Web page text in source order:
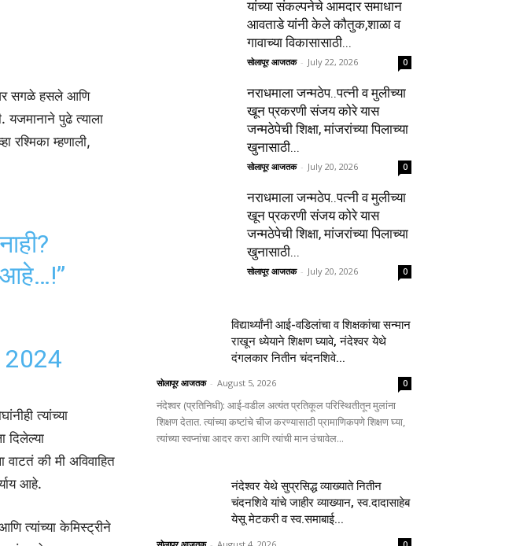
सगळे हसले आणि
यजमानाने पुढे त्याला
रश्मिका म्हणाली,
आहे…!”
2024
त्यांच्या
दिलेल्या
की मी अविवाहित
आहे.
त्यांच्या केमिस्ट्रीने
यांच्या संकल्पनेचे आमदार समाधान
आवताडे यांनी केले कौतुक,शाळा व
गावाच्या विकासासाठी...
सोलापूर आजतक - July 22, 2026 0
नराधमाला जन्मठेप..पत्नी व मुलीच्या
खून प्रकरणी संजय कोरे यास
जन्मठेपेची शिक्षा, मांजरांच्या पिलाच्या
खुनासाठी...
सोलापूर आजतक - July 20, 2026 0
नराधमाला जन्मठेप..पत्नी व मुलीच्या
खून प्रकरणी संजय कोरे यास
जन्मठेपेची शिक्षा, मांजरांच्या पिलाच्या
खुनासाठी...
सोलापूर आजतक - July 20, 2026 0
विद्यार्थ्यांनी आई-वडिलांचा व शिक्षकांचा सन्मान
राखून ध्येयाने शिक्षण घ्यावे, नंदेश्वर येथे
दंगलकार नितीन चंदनशिवे...
सोलापूर आजतक - August 5, 2026 0
नंदेश्वर (प्रतिनिधी): आई-वडील अत्यंत प्रतिकूल परिस्थितीतून मुलांना
शिक्षण देतात. त्यांच्या कष्टांचे चीज करण्यासाठी प्रामाणिकपणे शिक्षण घ्या,
त्यांच्या स्वप्नांचा आदर करा आणि त्यांची मान उंचावेल...
नंदेश्वर येथे सुप्रसिद्ध व्याख्याते नितीन
चंदनशिवे यांचे जाहीर व्याख्यान, स्व.दादासाहेब
येसू मेटकरी व स्व.समाबाई...